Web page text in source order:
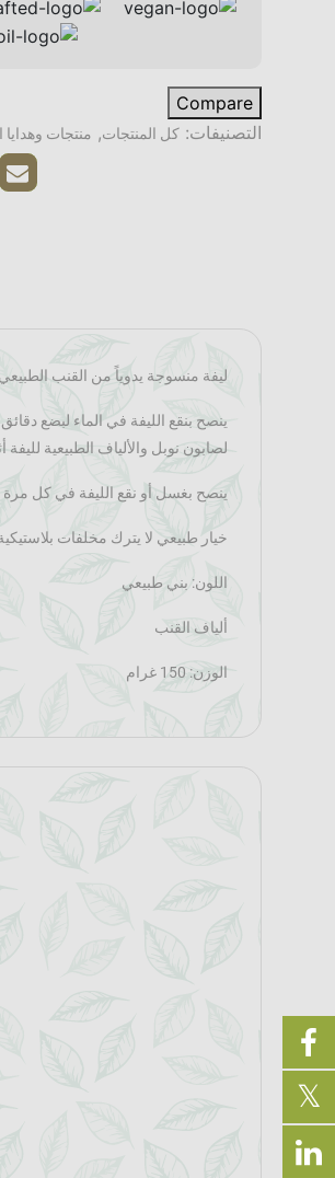
Compare
التصنيفات:كل المنتجات, منتجات وهدايا
ليفة منسوجة يدوياً من القنب
ينصح بنقع الليفة في الماء لبضع
لصابون نوبل والألياف الطبيعية لليفة
ينصح بغسل أو نقع الليفة في كل مرة
خيار طبيعي لا يترك مخلفات
اللون: بني طبيعي
ألياف القنب
الوزن: 150 غرام